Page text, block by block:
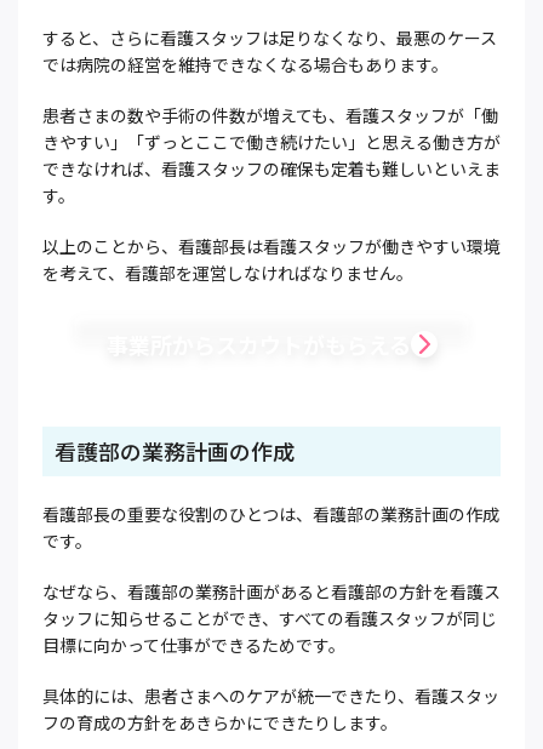
すると、さらに看護スタッフは足りなくなり、最悪のケース
では病院の経営を維持できなくなる場合もあります。
患者さまの数や手術の件数が増えても、看護スタッフが「働
きやすい」「ずっとここで働き続けたい」と思える働き方が
できなければ、看護スタッフの確保も定着も難しいといえま
す。
以上のことから、看護部長は看護スタッフが働きやすい環境
を考えて、看護部を運営しなければなりません。
看護部の業務計画の作成
看護部長の重要な役割のひとつは、看護部の業務計画の作成
です。
なぜなら、看護部の業務計画があると看護部の方針を看護ス
タッフに知らせることができ、すべての看護スタッフが同じ
目標に向かって仕事ができるためです。
具体的には、患者さまへのケアが統一できたり、看護スタッ
フの育成の方針をあきらかにできたりします。